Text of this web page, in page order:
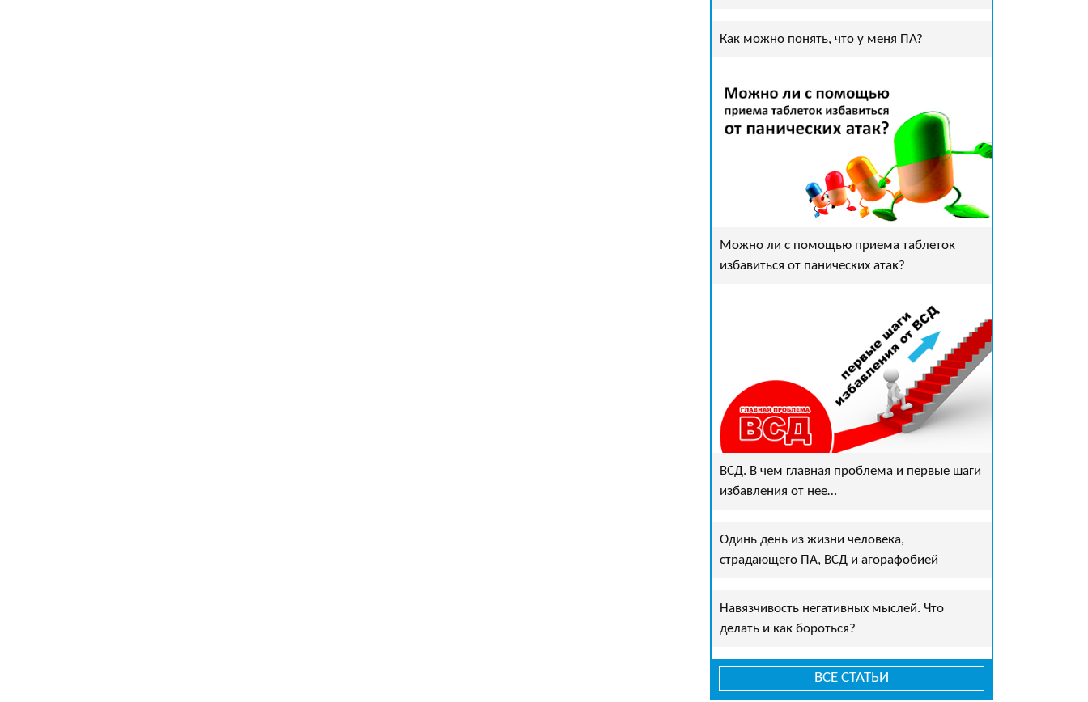
Как можно понять, что у меня ПА?
Можно ли с помощью приема таблеток
избавиться от панических атак?
ВСД. В чем главная проблема и первые шаги
избавления от нее…
Одинь день из жизни человека,
страдающего ПА, ВСД и агорафобией
Навязчивость негативных мыслей. Что
делать и как бороться?
ВСЕ СТАТЬИ